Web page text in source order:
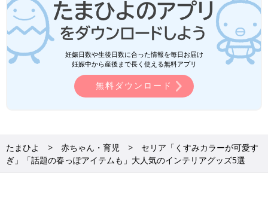
妊娠日数や生後日数に合った情報を毎日お届け
妊娠中から産後まで長く使える無料アプリ
無料ダウンロード
たまひよ 赤ちゃん・育児
セリア「くすみカラーが可愛す
ぎ」「話題の春っぽアイテムも」大人気のインテリアグッズ5選